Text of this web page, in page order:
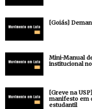
[Goiás]
Mini-Manual
institucional no
[Greve na
manifesto em
estudantil